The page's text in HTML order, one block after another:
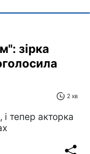
зірка
2 хв
тепер акторка